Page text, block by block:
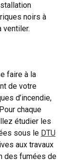
noirs à
ventiler.
faire à la
de votre
d’incendie,
chaque
étudier les
sous le DTU
aux travaux
des fumées de